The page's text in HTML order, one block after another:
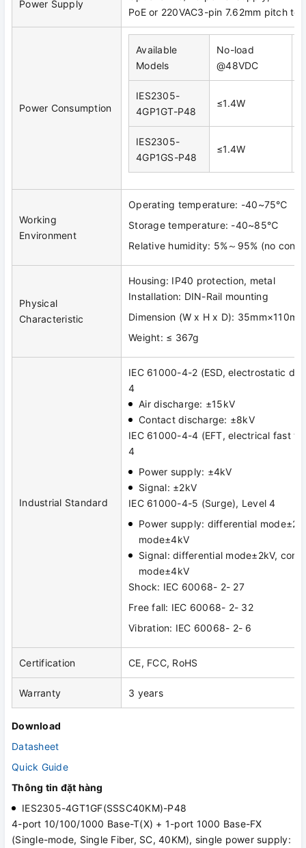
Power Supply
PoE or 220VAC3-pin 7.62mm pitch
Power Consumption
Available
Models
No-load
@48VDC
IES2305-
4GP1GT-P48
≤1.4W
IES2305-
4GP1GS-P48
≤1.4W
Working
Environment
Operating temperature: -40~75℃
Storage temperature: -40~85℃
Relative humidity: 5%～95% (no
Physical
Characteristic
Housing: IP40 protection, metal
Installation: DIN-Rail mounting
Dimension (W x H x D):
Weight: ≤ 367g
Industrial Standard
IEC 61000-4-2 (ESD, electrostatic
4
Air discharge: ±15kV
Contact discharge: ±8kV
IEC 61000-4-4 (EFT, electrical fast
4
Power supply: ±4kV
Signal: ±2kV
IEC 61000-4-5 (Surge), Level 4
Power supply: differential
mode±4kV
Signal: differential mode±2kV,
mode±4kV
Shock: IEC 60068- 2- 27
Free fall: IEC 60068- 2- 32
Vibration: IEC 60068- 2- 6
Certification CE, FCC, RoHS
Warranty 3 years
Download
Datasheet
Quick Guide
Thông tin đặt hàng
IES2305-4GT1GF(SSSC40KM)-P48
4-port 10/100/1000 Base-T(X) + 1-port 1000 Base-FX
(Single-mode, Single Fiber, SC, 40KM), single power supply: